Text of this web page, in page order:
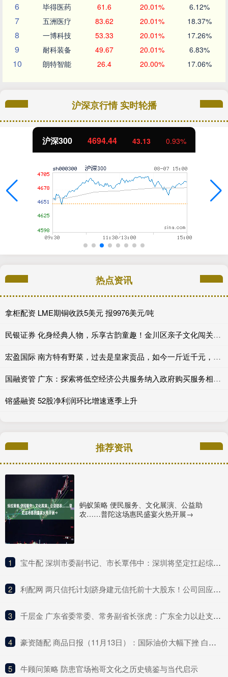
6 毕得医药 61.6 20.01% 6.12%
7 五洲医疗 83.62 20.01% 18.37%
8 一博科技 53.33 20.01% 17.26%
9 耐科装备 49.67 20.01% 6.83%
10 朗特智能 26.4 20.00% 17.06%
沪深京行情 实时轮播
沪深300 4694.44 43.13 0.93%
热点资讯
拿柜配资 LME期铜收跌5美元 报9976美元/吨
民银证券 化身经典人物，乐享古韵童趣！金川区亲子文化闯关活动即将开启_沙井_中华_传统
宏盈国际 南方特有野菜，过去是皇家贡品，如今一斤近千元，遇到要珍惜
国融资管 广东：探索将低空经济公共服务纳入政府购买服务相关目录范围
镕盛融资 52股净利润环比增速逐季上升
推荐资讯
蚂蚁策略 便民服务、文化展演、公益助
农……普陀这场惠民盛宴火热开展→
1 ​宝牛配 深圳市委副书记、市长覃伟中：深圳将坚定扛起综合改革试点主体责任
2 ​利配网 两只信托计划跻身建元信托前十大股东！公司回应不分红与未来盈利点
3 ​千层金 广东省委常委、常务副省长张虎：广东全力以赴支持深圳的改革探索
4 ​豪资随配 商品日报（11月13日）：国际油价大幅下挫 白银再创历史新高
5 ​牛顾问策略 防患官场袍哥文化之历史镜鉴与当代启示